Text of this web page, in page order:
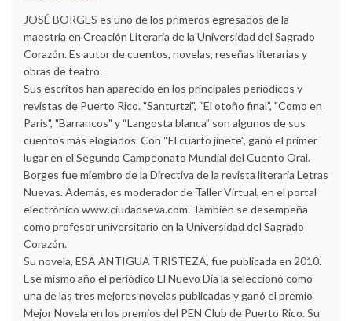
JOSÉ BORGES es uno de los primeros egresados de la
maestría en Creación Literaria de la Universidad del Sagrado
Corazón. Es autor de cuentos, novelas, reseñas literarias y
obras de teatro.
Sus escritos han aparecido en los principales periódicos y
revistas de Puerto Rico. "Santurtzi", “El otoño final”, "Como en
París", "Barrancos" y “Langosta blanca” son algunos de sus
cuentos más elogiados. Con “El cuarto jinete”, ganó el primer
lugar en el Segundo Campeonato Mundial del Cuento Oral.
Borges fue miembro de la Directiva de la revista literaria Letras
Nuevas. Además, es moderador de Taller Virtual, en el portal
electrónico www.ciudadseva.com. También se desempeña
como profesor universitario en la Universidad del Sagrado
Corazón.
Su novela, ESA ANTIGUA TRISTEZA, fue publicada en 2010.
Ese mismo año el periódico El Nuevo Día la seleccionó como
una de las tres mejores novelas publicadas y ganó el premio
Mejor Novela en los premios del PEN Club de Puerto Rico. Su